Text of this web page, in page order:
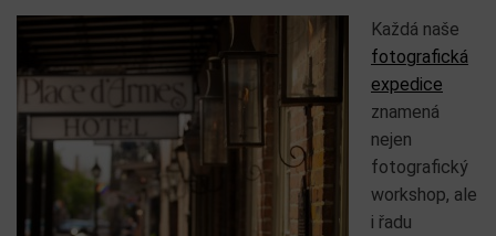
Každá naše
fotografická
expedice
znamená
nejen
fotografický
workshop, ale
i řadu